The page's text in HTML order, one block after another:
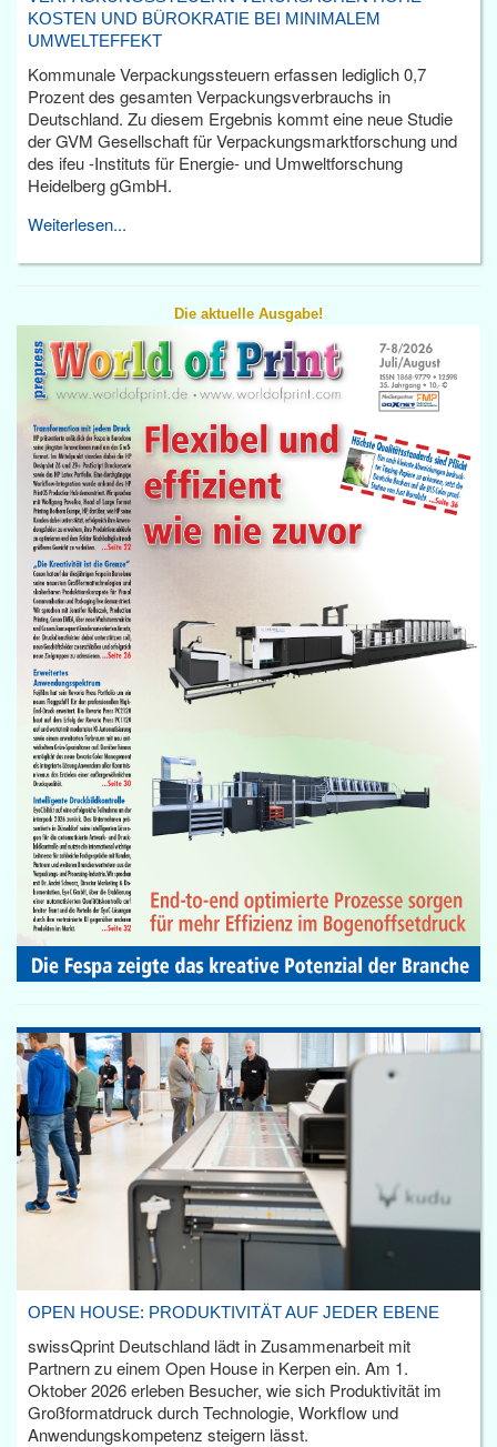
KOSTEN UND BÜROKRATIE BEI MINIMALEM
UMWELTEFFEKT
Kommunale Verpackungssteuern erfassen lediglich 0,7
Prozent des gesamten Verpackungsverbrauchs in
Deutschland. Zu diesem Ergebnis kommt eine neue Studie
der GVM Gesellschaft für Verpackungsmarktforschung und
des ifeu -Instituts für Energie- und Umweltforschung
Heidelberg gGmbH.
Weiterlesen...
Die aktuelle Ausgabe!
OPEN HOUSE: PRODUKTIVITÄT AUF JEDER EBENE
swissQprint Deutschland lädt in Zusammenarbeit mit
Partnern zu einem Open House in Kerpen ein. Am 1.
Oktober 2026 erleben Besucher, wie sich Produktivität im
Großformatdruck durch Technologie, Workflow und
Anwendungskompetenz steigern lässt.